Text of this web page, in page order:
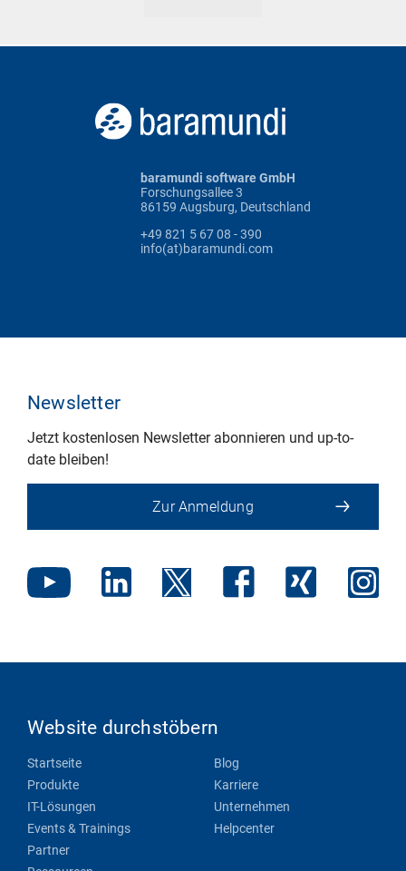
baramundi software GmbH
Forschungsallee 3
86159 Augsburg, Deutschland
+49 821 5 67 08 - 390
info(at)baramundi.com
Newsletter
Jetzt kostenlosen Newsletter abonnieren und up-to-
date bleiben!
Zur Anmeldung
Website durchstöbern
Startseite
Produkte
IT-Lösungen
Events & Trainings
Partner
Blog
Karriere
Unternehmen
Helpcenter